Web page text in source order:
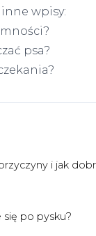
wpisy:
psa?
i jak
się po pysku?